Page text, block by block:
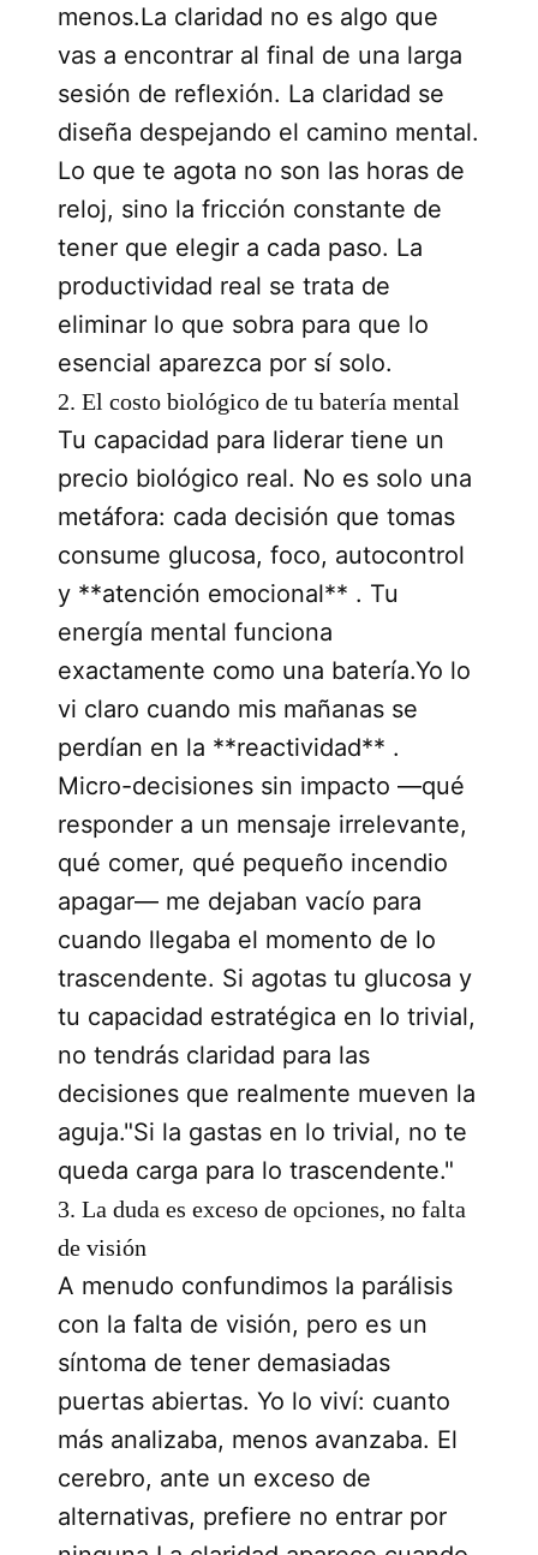
menos.La claridad no es algo que
vas a encontrar al final de una larga
sesión de reflexión. La claridad se
diseña despejando el camino mental.
Lo que te agota no son las horas de
reloj, sino la fricción constante de
tener que elegir a cada paso. La
productividad real se trata de
eliminar lo que sobra para que lo
esencial aparezca por sí solo.
2. El costo biológico de tu batería mental
Tu capacidad para liderar tiene un
precio biológico real. No es solo una
metáfora: cada decisión que tomas
consume glucosa, foco, autocontrol
y **atención emocional** . Tu
energía mental funciona
exactamente como una batería.Yo lo
vi claro cuando mis mañanas se
perdían en la **reactividad** .
Micro-decisiones sin impacto —qué
responder a un mensaje irrelevante,
qué comer, qué pequeño incendio
apagar— me dejaban vacío para
cuando llegaba el momento de lo
trascendente. Si agotas tu glucosa y
tu capacidad estratégica en lo trivial,
no tendrás claridad para las
decisiones que realmente mueven la
aguja."Si la gastas en lo trivial, no te
queda carga para lo trascendente."
3. La duda es exceso de opciones, no falta
de visión
A menudo confundimos la parálisis
con la falta de visión, pero es un
síntoma de tener demasiadas
puertas abiertas. Yo lo viví: cuanto
más analizaba, menos avanzaba. El
cerebro, ante un exceso de
alternativas, prefiere no entrar por